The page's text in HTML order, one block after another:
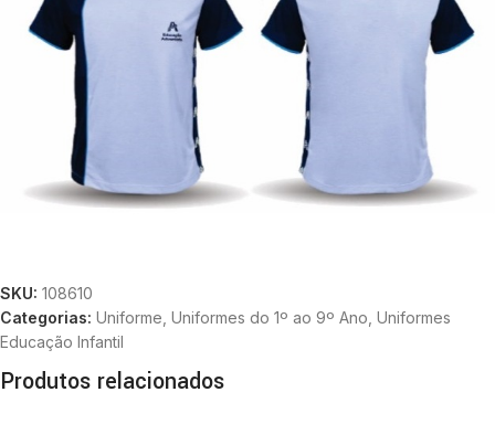
SKU: 108610
Categorias: Uniforme Uniformes do 1º ao 9º Ano Uniformes
Educação Infantil
Produtos relacionados